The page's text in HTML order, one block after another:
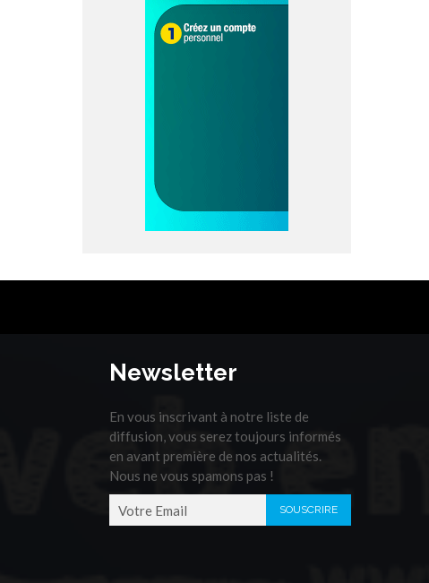
Newsletter
En vous inscrivant à notre liste de
diffusion, vous serez toujours informés
en avant première de nos actualités.
Nous ne vous spamons pas !